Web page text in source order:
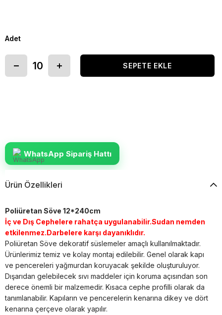
Adet
WhatsApp Sipariş Hattı
Ürün Özellikleri
Poliüretan Söve 12*240cm
İç ve Dış Cephelere rahatça uygulanabilir.Sudan nemden
etkilenmez.Darbelere karşı dayanıklıdır.
Poliüretan Söve dekoratif süslemeler amaçlı kullanılmaktadır.
Ürünlerimiz temiz ve kolay montaj edilebilir. Genel olarak kapı
ve pencereleri yağmurdan koruyacak şekilde oluşturuluyor.
Dışarıdan gelebilecek sıvı maddeler için koruma açısından son
derece önemli bir malzemedir. Kısaca cephe profilli olarak da
tanımlanabilir. Kapıların ve pencerelerin kenarına dikey ve dört
kenarına çerçeve olarak yapılır.